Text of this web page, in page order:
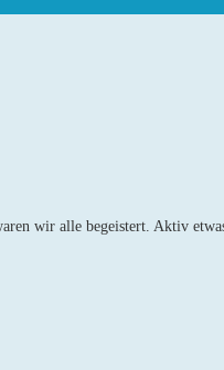
wir alle begeistert. Aktiv